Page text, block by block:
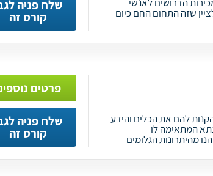
שזה התחום החם כיום שלח פניה
קורס זה
להם את הכלים והידע
המתאימה לו
פרטים
שלח פניה
קורס זה